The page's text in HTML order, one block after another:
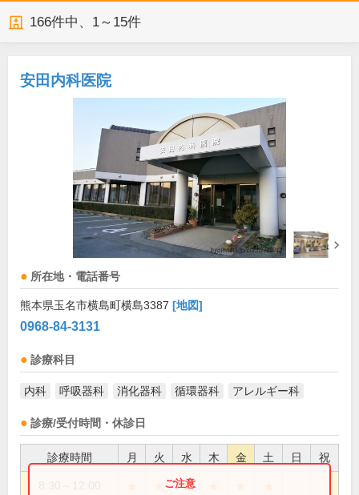
166件中、 1～15件
安田内科医院
所在地・電話番号
熊本県玉名市横島町横島3387 [地図]
0968-84-3131
診療科目
内科 呼吸器科 消化器科 循環器科 アレルギー科
診療/受付時間・休診日
診療時間 月 火 水 木 金 土 日 祝
★